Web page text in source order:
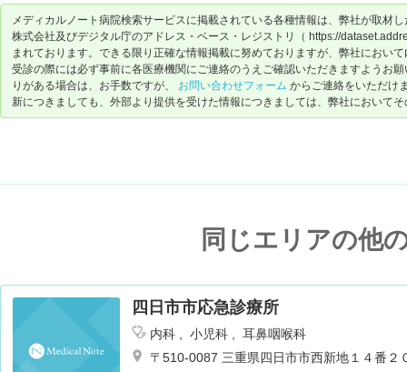
メディカルノート病院検索サービスに掲載されている各種情報は、弊社が取材
株式会社及びデジタル庁のアドレス・ベース・レジストリ（ https://
まれております。できる限り正確な情報掲載に努めておりますが、弊社におい
受診の際には必ず事前に各医療機関にご連絡のうえご確認いただきますようお
りがある場合は、お手数ですが、 お問い合わせフォーム からご連絡をいただけ
新につきましても、外部より提供を受けた情報につきましては、弊社において
同じエリアの他
四日市市応急診療所
内科 小児科
耳鼻咽喉科
〒510-0087 三重県四日市市西新地１４番２